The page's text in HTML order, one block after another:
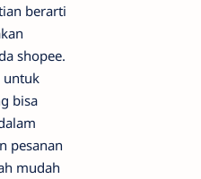
berarti
shopee.
untuk
bisa
pesanan
mudah